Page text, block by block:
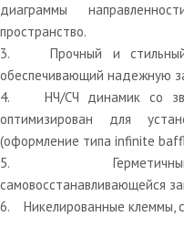
диаграммы
пространство.
3. Прочный и стильный
обеспечивающий надежную
4. НЧ/СЧ динамик со
оптимизирован для
(оформление типа infinite
5. Герметичный
самовосстанавливающейся
6. Никелированные клеммы,